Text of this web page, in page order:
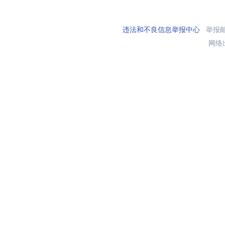
违法和不良信息举报中心举报
网